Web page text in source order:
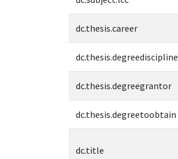
dc.thesis.career
dc.thesis.degreediscipline
dc.thesis.degreegrantor
dc.thesis.degreetoobtain
dc.title